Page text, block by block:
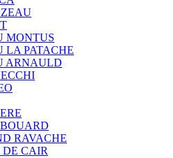
MONTUS
LA PATACHE
ARNAULD
RAVACHE
CAIR